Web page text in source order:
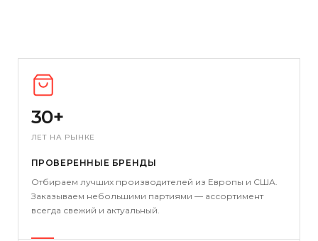
30+
ЛЕТ НА РЫНКЕ
ПРОВЕРЕННЫЕ БРЕНДЫ
Отбираем лучших производителей из Европы и США.
Заказываем небольшими партиями — ассортимент
всегда свежий и актуальный.